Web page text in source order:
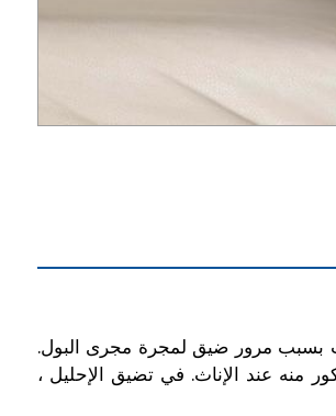
بسبب مرور ضيق لمجرة مجرى البول.
منه عند الإناث. في تضيق الإحليل ،